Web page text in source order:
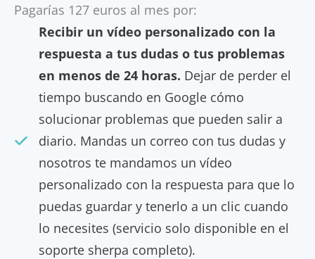
Pagarías 127 euros al mes por:
Recibir un vídeo personalizado con la
respuesta a tus dudas o tus problemas
en menos de 24 horas. Dejar de perder el
tiempo buscando en Google cómo
solucionar problemas que pueden salir a
diario. Mandas un correo con tus dudas y
nosotros te mandamos un vídeo
personalizado con la respuesta para que lo
puedas guardar y tenerlo a un clic cuando
lo necesites (servicio solo disponible en el
soporte sherpa completo).